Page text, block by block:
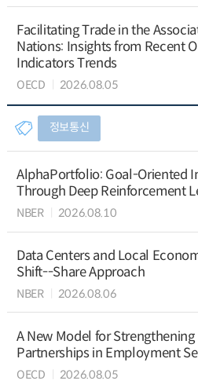
Facilitating Trade in the
Nations: Insights from Recent
Indicators Trends
OECD 2026.08.05
정보통신
AlphaPortfolio: Goal-Oriented
Through Deep Reinforcement
NBER 2026.08.10
Data Centers and Local
Shift--Share Approach
NBER 2026.08.06
A New Model for
Partnerships in Employment
OECD 2026.08.05